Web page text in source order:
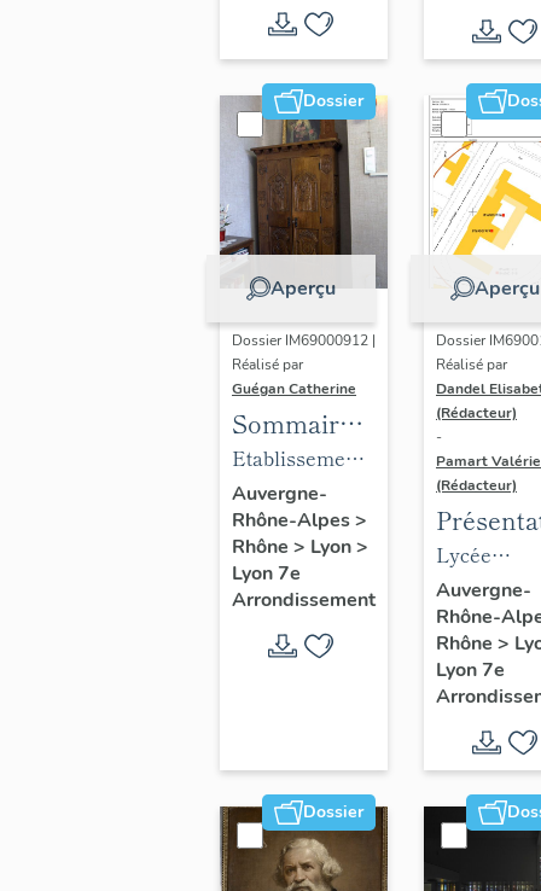
Dossier
Aperçu
Dossier IM69000912 |
Réalisé par
Guégan Catherine
Sommaire
objets
mobiliers :
Mobilier du
foyer
arménien
de jeunes
filles Saint-
Etablissement
médical
Clinique
gynécologique
et
d'accouchement
du docteur
de jeunes filles
Saint-Grégoire
Auvergne-
Rhône-Alpes>
Rhône > Lyon>
Lyon 7e
Arrondissement
Aperçu
Dossier
Réalisé par
Dandel
(Rédacteur)
-
Pamart Valérie
(Rédacteur)
des 1%
Lycée
Louise
Lycée
Louise
Auvergne-
Rhône-
Rhône >
Lyon 7e
Dossier